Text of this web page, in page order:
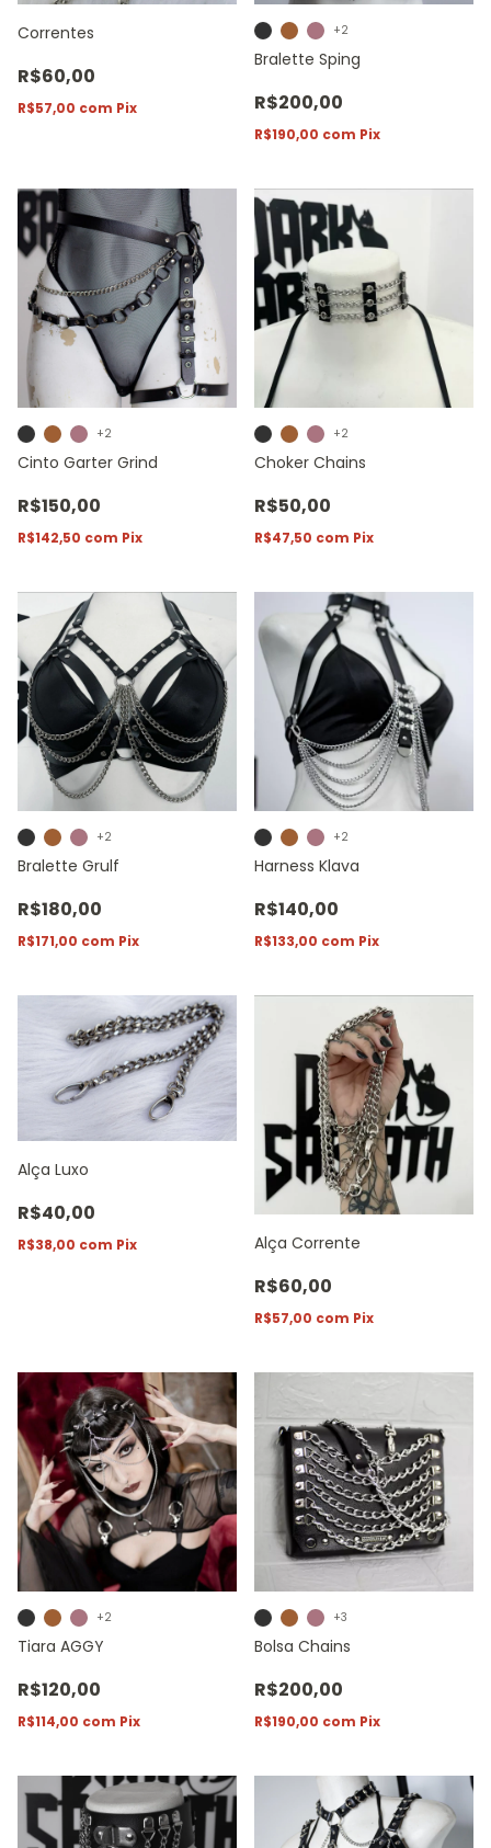
Correntes
R$60,00
R$57,00 com Pix
Bralette Sping
R$200,00
R$190,00 com Pix
+2
Cinto Garter Grind
R$150,00
R$142,50 com Pix
+2
Choker Chains
R$50,00
R$47,50 com Pix
+2
Bralette Grulf
R$180,00
R$171,00 com Pix
+2
Harness Klava
R$140,00
R$133,00 com Pix
+2
Alça Luxo
R$40,00
R$38,00 com Pix Alça Corrente
R$60,00
R$57,00 com Pix
Tiara AGGY
R$120,00
R$114,00 com Pix
+2
Bolsa Chains
R$200,00
R$190,00 com Pix
+3